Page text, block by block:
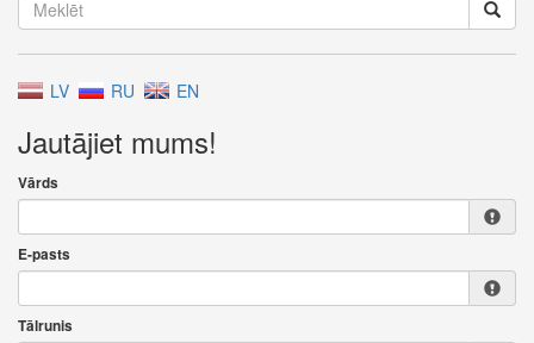
LV RU EN
Jautājiet mums!
Vārds
E-pasts
Tālrunis